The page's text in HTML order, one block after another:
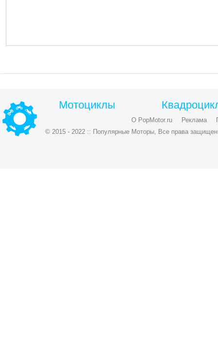
Мотоциклы
О PopMotor.ru Реклама
© 2015 - 2022 :: Популярные Моторы, Все права